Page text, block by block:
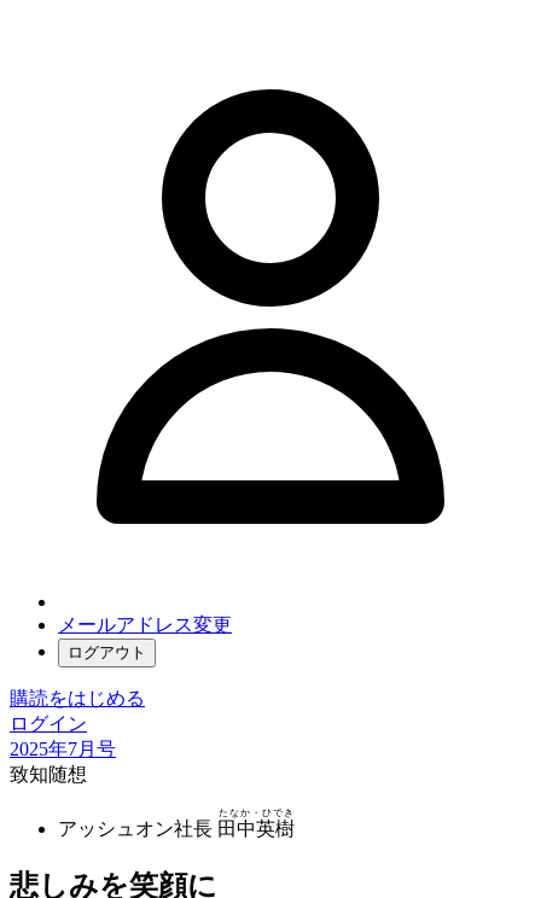
メールアドレス変更
ログアウト
購読をはじめる
ログイン
2025年7月号
致知随想
アッシュオン社長 田中英樹
たなか・ひでき
悲しみを笑顔に